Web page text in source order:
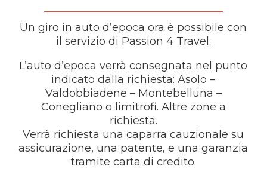
Un giro in auto d’epoca ora è possibile con
il servizio di Passion 4 Travel.
L’auto d’epoca verrà consegnata nel punto
indicato dalla richiesta: Asolo –
Valdobbiadene – Montebelluna –
Conegliano o limitrofi. Altre zone a
richiesta.
Verrà richiesta una caparra cauzionale su
assicurazione, una patente, e una garanzia
tramite carta di credito.